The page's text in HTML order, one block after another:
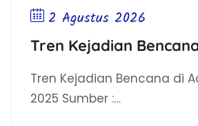
2 Agustus 2026
Tren Kejadian
Tren Kejadian Bencana di
2025 Sumber :…